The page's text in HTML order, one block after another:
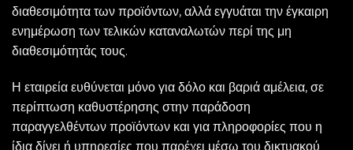
διαθεσιμότητα των προϊόντων, αλλά εγγυάται την έγκαιρη
ενημέρωση των τελικών καταναλωτών περί της μη
διαθεσιμότητάς τους.
Η εταιρεία ευθύνεται μόνο για δόλο και βαριά αμέλεια, σε
περίπτωση καθυστέρησης στην παράδοση
παραγγελθέντων προϊόντων και για πληροφορίες που η
ίδια δίνει ή υπηρεσίες που παρέχει μέσω του δικτυακού